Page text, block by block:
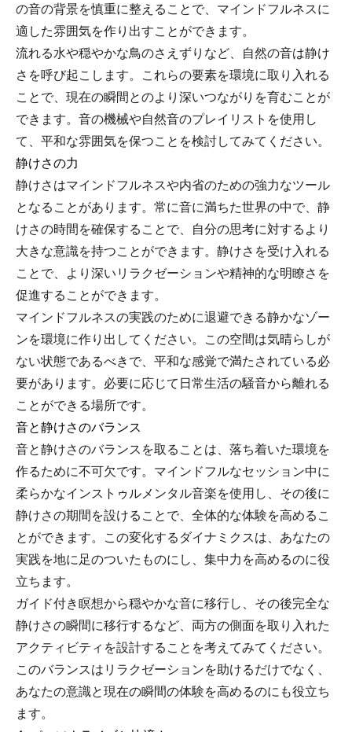
の音の背景を慎重に整えることで、マインドフルネスに
適した雰囲気を作り出すことができます。
流れる水や穏やかな鳥のさえずりなど、自然の音は静け
さを呼び起こします。これらの要素を環境に取り入れる
ことで、現在の瞬間とのより深いつながりを育むことが
できます。音の機械や自然音のプレイリストを使用し
て、平和な雰囲気を保つことを検討してみてください。
静けさの力
静けさはマインドフルネスや内省のための強力なツール
となることがあります。常に音に満ちた世界の中で、静
けさの時間を確保することで、自分の思考に対するより
大きな意識を持つことができます。静けさを受け入れる
ことで、より深いリラクゼーションや精神的な明瞭さを
促進することができます。
マインドフルネスの実践のために退避できる静かなゾー
ンを環境に作り出してください。この空間は気晴らしが
ない状態であるべきで、平和な感覚で満たされている必
要があります。必要に応じて日常生活の騒音から離れる
ことができる場所です。
音と静けさのバランス
音と静けさのバランスを取ることは、落ち着いた環境を
作るために不可欠です。マインドフルなセッション中に
柔らかなインストゥルメンタル音楽を使用し、その後に
静けさの期間を設けることで、全体的な体験を高めるこ
とができます。この変化するダイナミクスは、あなたの
実践を地に足のついたものにし、集中力を高めるのに役
立ちます。
ガイド付き瞑想から穏やかな音に移行し、その後完全な
静けさの瞬間に移行するなど、両方の側面を取り入れた
アクティビティを設計することを考えてみてください。
このバランスはリラクゼーションを助けるだけでなく、
あなたの意識と現在の瞬間の体験を高めるのにも役立ち
ます。